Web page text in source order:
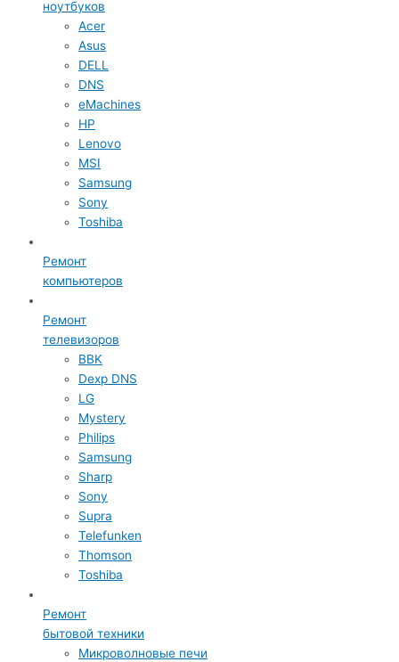
ноутбуков
Acer
Asus
DELL
DNS
eMachines
HP
Lenovo
MSI
Samsung
Sony
Toshiba
Ремонт
компьютеров
Ремонт
телевизоров
BBK
Dexp DNS
LG
Mystery
Philips
Samsung
Sharp
Sony
Supra
Telefunken
Thomson
Toshiba
Ремонт
бытовой техники
Микроволновые печи